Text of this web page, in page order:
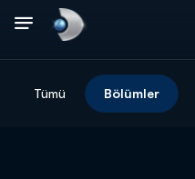
Tümü Bölümler